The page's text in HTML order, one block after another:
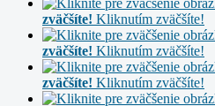
zväčšíte! Kliknutím zväčšíte!
zväčšíte! Kliknutím zväčšíte!
zväčšíte! Kliknutím zväčšíte!